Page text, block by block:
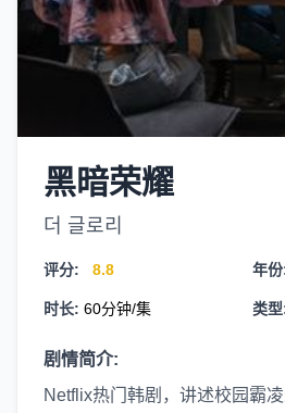
黑暗荣耀
더 글로리
评分: 8.8 年
时长: 60分钟/集 类
剧情简介:
Netflix热门韩剧，讲述校园霸